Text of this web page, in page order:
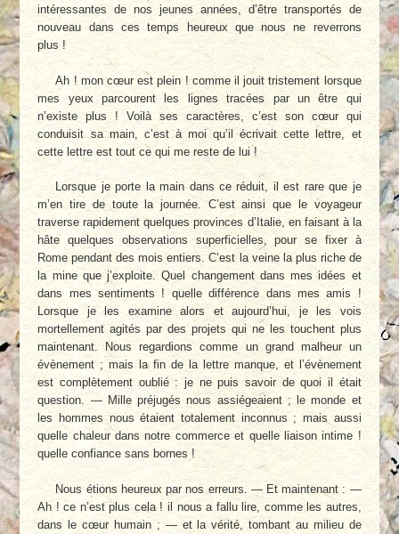
intéressantes de nos jeunes années, d’être transportés de
nouveau dans ces temps heureux que nous ne reverrons
plus !
Ah ! mon cœur est plein ! comme il jouit tristement lorsque
mes yeux parcourent les lignes tracées par un être qui
n’existe plus ! Voilà ses caractères, c’est son cœur qui
conduisit sa main, c’est à moi qu’il écrivait cette lettre, et
cette lettre est tout ce qui me reste de lui !
Lorsque je porte la main dans ce réduit, il est rare que je
m’en tire de toute la journée. C’est ainsi que le voyageur
traverse rapidement quelques provinces d’Italie, en faisant à la
hâte quelques observations superficielles, pour se fixer à
Rome pendant des mois entiers. C’est la veine la plus riche de
la mine que j’exploite. Quel changement dans mes idées et
dans mes sentiments ! quelle différence dans mes amis !
Lorsque je les examine alors et aujourd’hui, je les vois
mortellement agités par des projets qui ne les touchent plus
maintenant. Nous regardions comme un grand malheur un
évènement ; mais la fin de la lettre manque, et l’évènement
est complètement oublié : je ne puis savoir de quoi il était
question. — Mille préjugés nous assiégeaient ; le monde et
les hommes nous étaient totalement inconnus ; mais aussi
quelle chaleur dans notre commerce et quelle liaison intime !
quelle confiance sans bornes !
Nous étions heureux par nos erreurs. — Et maintenant : —
Ah ! ce n’est plus cela ! il nous a fallu lire, comme les autres,
dans le cœur humain ; — et la vérité, tombant au milieu de